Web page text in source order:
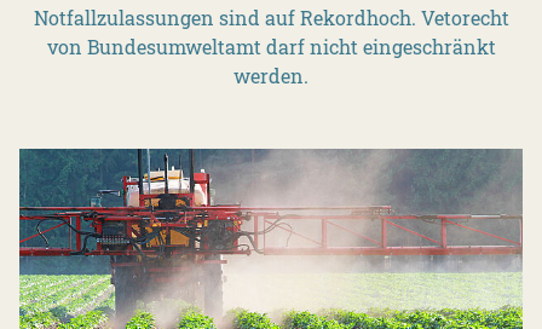
Notfallzulassungen sind auf Rekordhoch. Vetorecht
von Bundesumweltamt darf nicht eingeschränkt
werden.